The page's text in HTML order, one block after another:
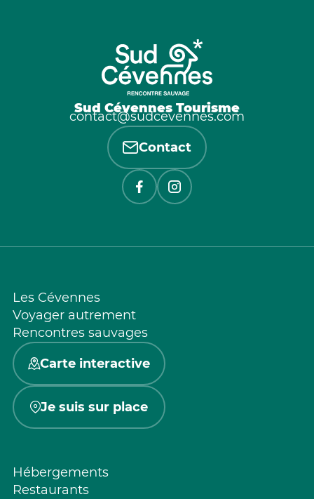
Sud Cévennes Tourisme
contact@sudcevennes.com
Contact
Les Cévennes
Voyager autrement
Rencontres sauvages
Carte interactive
Je suis sur place
Hébergements
Restaurants